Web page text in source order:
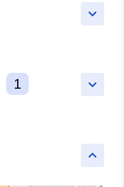
keyboard_arrow_down
keyboard_arrow_down
1
keyboard_arrow_up